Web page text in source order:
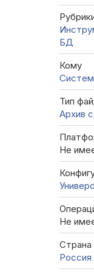
БД
Кому
Тип
Архив
Не
Не
Страна
Россия